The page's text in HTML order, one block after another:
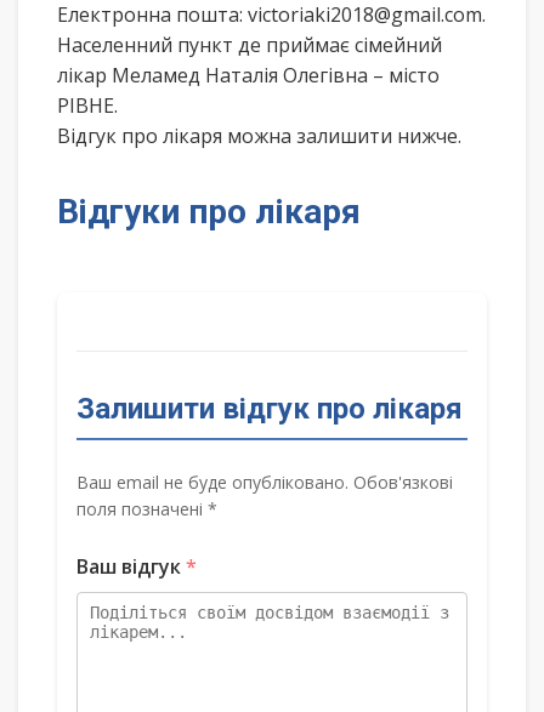
Електронна пошта: victoriaki2018@gmail.com.
Населенний пункт де приймає сімейний
лікар Меламед Наталія Олегівна – місто
РІВНЕ.
Відгук про лікаря можна залишити нижче.
Відгуки про лікаря
Залишити відгук про лікаря
Ваш email не буде опубліковано. Обов'язкові
поля позначені *
Ваш відгук*